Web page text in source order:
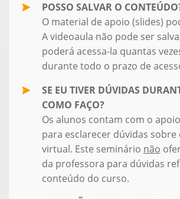
POSSO SALVAR O
O material de apoio (slides)
A videoaula não pode ser
poderá acessa-la quantas
durante todo o prazo de
SE EU TIVER DÚVIDAS
COMO FAÇO?
Os alunos contam com o
para esclarecer dúvidas sobre
virtual. Este seminário não
da professora para dúvidas
conteúdo do curso.